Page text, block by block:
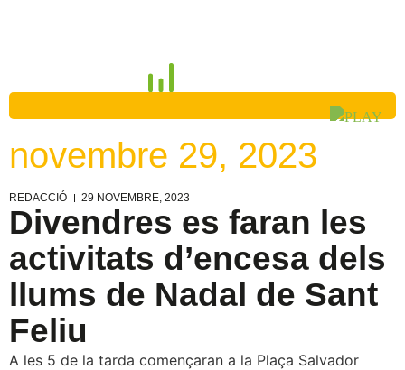
novembre 29, 2023
REDACCIÓ 29 NOVEMBRE, 2023
Divendres es faran les
activitats d’encesa dels
llums de Nadal de Sant
Feliu
A les 5 de la tarda començaran a la Plaça Salvador